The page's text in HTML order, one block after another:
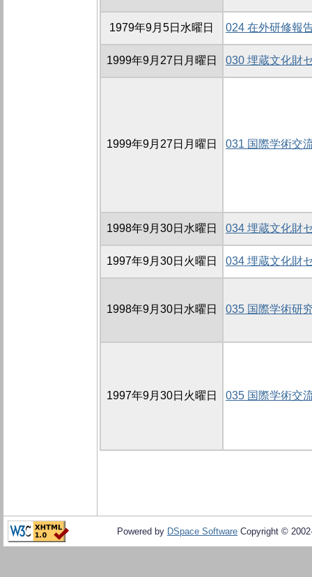
1979年9月5日水曜日 024 在外研修報
1999年9月27日月曜日 030 埋蔵文化財
1999年9月27日月曜日 031 国際学術交
1998年9月30日水曜日 034 埋蔵文化財
1997年9月30日火曜日 034 埋蔵文化財
1998年9月30日水曜日 035 国際学術研
1997年9月30日火曜日 035 国際学術交
Powered by DSpace Software Copyright ©